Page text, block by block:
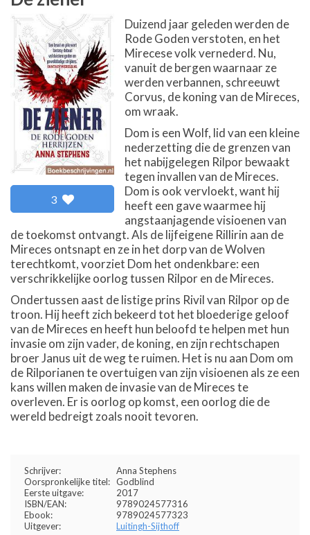
3
Duizend jaar geleden werden de
Rode Goden verstoten, en het
Mirecese volk vernederd. Nu,
vanuit de bergen waarnaar ze
werden verbannen, schreeuwt
Corvus, de koning van de Mireces,
om wraak.
Dom is een Wolf, lid van een kleine
nederzetting die de grenzen van
het nabijgelegen Rilpor bewaakt
tegen invallen van de Mireces.
Dom is ook vervloekt, want hij
heeft een gave waarmee hij
angstaanjagende visioenen van
de toekomst ontvangt. Als de lijfeigene Rillirin aan de
Mireces ontsnapt en ze in het dorp van de Wolven
terechtkomt, voorziet Dom het ondenkbare: een
verschrikkelijke oorlog tussen Rilpor en de Mireces.
Ondertussen aast de listige prins Rivil van Rilpor op de
troon. Hij heeft zich bekeerd tot het bloederige geloof
van de Mireces en heeft hun beloofd te helpen met hun
invasie om zijn vader, de koning, en zijn rechtschapen
broer Janus uit de weg te ruimen. Het is nu aan Dom om
de Rilporianen te overtuigen van zijn visioenen als ze een
kans willen maken de invasie van de Mireces te
overleven. Er is oorlog op komst, een oorlog die de
wereld bedreigt zoals nooit tevoren.
Schrijver:
Anna Stephens
Oorspronkelijke titel: Godblind
Eerste uitgave:
2017
ISBN/EAN:
9789024577316
Ebook:
9789024577323
Uitgever:
Luitingh-Sijthoff